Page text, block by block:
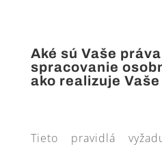
Aké sú Vaše
spracovanie
ako realizuje
Tieto pravidlá